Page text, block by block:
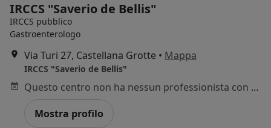
IRCCS "Saverio de Bellis"
IRCCS pubblico
Gastroenterologo
Via Turi 27, Castellana Grotte • Mappa
IRCCS "Saverio de Bellis"
Questo centro non ha nessun professionista con date disponibili
Mostra profilo